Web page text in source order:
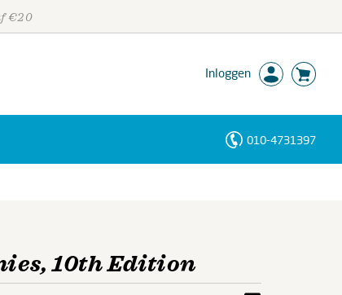
€20
Inloggen
010-4731397
10th Edition